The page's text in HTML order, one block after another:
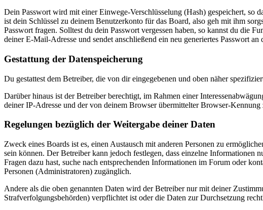
Dein Passwort wird mit einer Einwege-Verschlüsselung (Hash) gespeichert, so
ist dein Schlüssel zu deinem Benutzerkonto für das Board, also geh mit ihm
Passwort fragen. Solltest du dein Passwort vergessen haben, so kannst du die
deiner E-Mail-Adresse und sendet anschließend ein neu generiertes Passwort
Gestattung der Datenspeicherung
Du gestattest dem Betreiber, die von dir eingegebenen und oben näher
Darüber hinaus ist der Betreiber berechtigt, im Rahmen einer
deiner IP-Adresse und der von deinem Browser übermittelter Browser-
Regelungen bezüglich der Weitergabe deiner Daten
Zweck eines Boards ist es, einen Austausch mit anderen Personen zu
sein können. Der Betreiber kann jedoch festlegen, dass einzelne Informationen
Fragen dazu hast, suche nach entsprechenden Informationen im Forum oder
Personen (Administratoren) zugänglich.
Andere als die oben genannten Daten wird der Betreiber nur mit deiner
Strafverfolgungsbehörden) verpflichtet ist oder die Daten zur Durchsetzung